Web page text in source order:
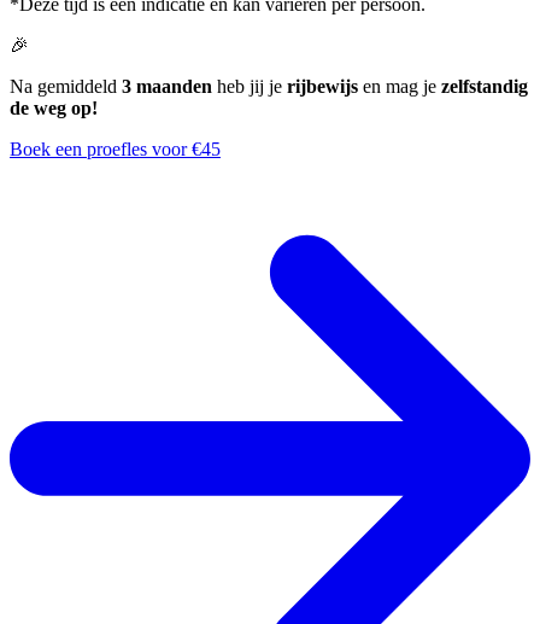
*Deze tijd is een indicatie en kan variëren per persoon.
🎉
Na gemiddeld 3 maanden heb jij je rijbewijs en mag je zelfstandig
de weg op!
Boek een proefles voor €45